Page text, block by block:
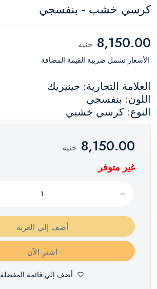
كرسي خشب - بنفسجي
8,150.00 جنيه
.الأسعار تشمل ضريبة القيمة المضافة
العلامة التجارية: جينيريك
اللون: بنفسجي
النوع: كرسي خشبي
8,150.00 جنيه
غير متوفر
أضف إلي العربة
اشترِ الآن
أضف إلي قائمة المفضلة